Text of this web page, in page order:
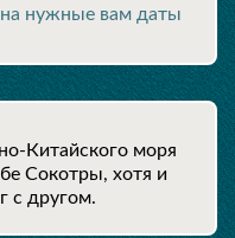
нужные вам даты
Китайского моря
Сокотры, хотя и
с другом.